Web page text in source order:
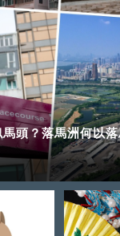
頭？落馬洲何以